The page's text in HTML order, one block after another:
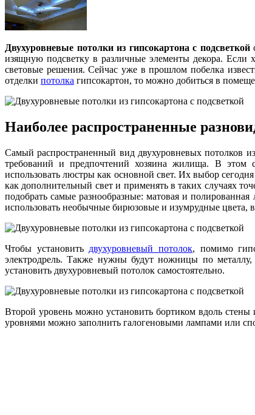
Двухуровневые потолки из гипсокартона с подсветкой
изящную подсветку в различные элементы декора. Если
световые решения. Сейчас уже в прошлом побелка
отделки потолка гипсокартон, то можно добиться в
Наиболее распространенные
Самый распространенный вид двухуровневых потолков
требований и предпочтений хозяина жилища. В этом
использовать люстры как основной свет. Их выбор
как дополнительный свет и применять в таких случаях
подобрать самые разнообразные: матовая и
использовать необычные бирюзовые и изумрудные цвета,
Чтобы установить двухуровневый потолок, помимо
электродрель. Также нужны будут ножницы по металлу,
установить двухуровневый потолок самостоятельно.
Второй уровень можно установить бортиком вдоль
уровнями можно заполнить галогеновыми лампами или